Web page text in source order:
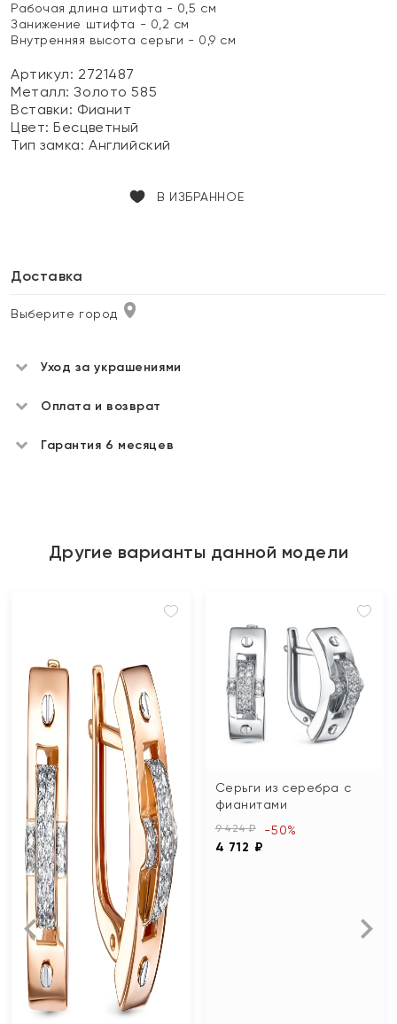
Рабочая длина штифта - 0,5 см
Занижение штифта - 0,2 см
Внутренняя высота серьги - 0,9 см
Артикул: 2721487
Металл:Золото 585
Вставки: Фианит
Цвет:Бесцветный
Тип замка:Английский
В ИЗБРАННОЕ
Доставка
Выберите город
Уход за украшениями
Оплата и возврат
Гарантия 6 месяцев
Другие варианты данной модели
Серьги из серебра с
фианитами
9 424 ₽
4 712 ₽
-50%